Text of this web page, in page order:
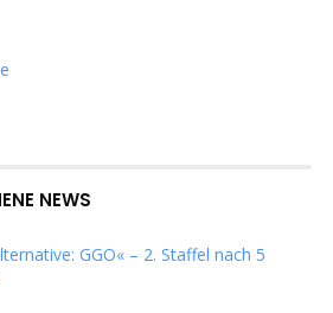
NEWS
GGO« – 2. Staffel nach 5